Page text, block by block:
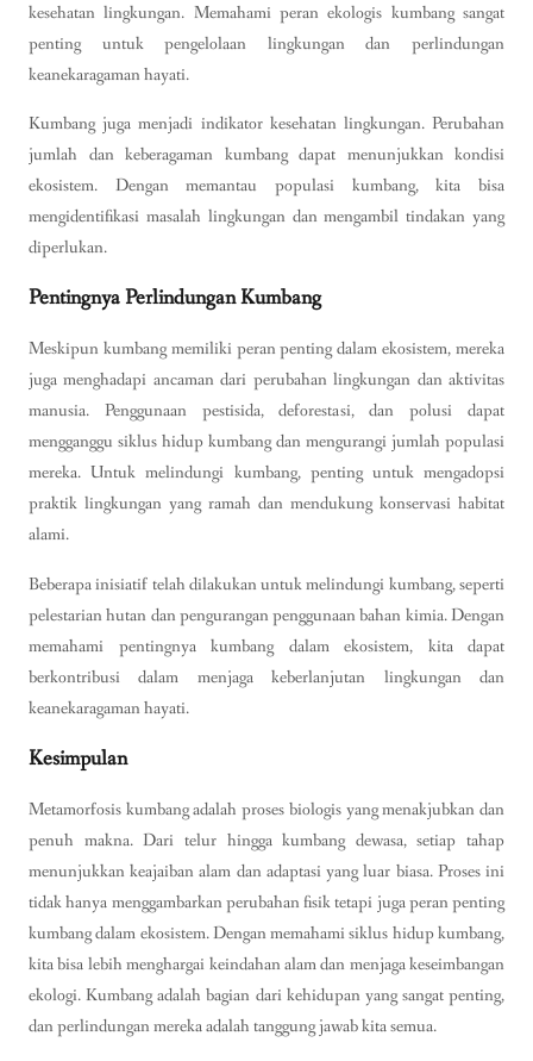
kesehatan lingkungan. Memahami peran ekologis kumbang sangat
penting untuk pengelolaan lingkungan dan perlindungan
keanekaragaman hayati.
Kumbang juga menjadi indikator kesehatan lingkungan. Perubahan
jumlah dan keberagaman kumbang dapat menunjukkan kondisi
ekosistem. Dengan memantau populasi kumbang, kita bisa
mengidentifikasi masalah lingkungan dan mengambil tindakan yang
diperlukan.
Pentingnya Perlindungan Kumbang
Meskipun kumbang memiliki peran penting dalam ekosistem, mereka
juga menghadapi ancaman dari perubahan lingkungan dan aktivitas
manusia. Penggunaan pestisida, deforestasi, dan polusi dapat
mengganggu siklus hidup kumbang dan mengurangi jumlah populasi
mereka. Untuk melindungi kumbang, penting untuk mengadopsi
praktik lingkungan yang ramah dan mendukung konservasi habitat
alami.
Beberapa inisiatif telah dilakukan untuk melindungi kumbang, seperti
pelestarian hutan dan pengurangan penggunaan bahan kimia. Dengan
memahami pentingnya kumbang dalam ekosistem, kita dapat
berkontribusi dalam menjaga keberlanjutan lingkungan dan
keanekaragaman hayati.
Kesimpulan
Metamorfosis kumbang adalah proses biologis yang menakjubkan dan
penuh makna. Dari telur hingga kumbang dewasa, setiap tahap
menunjukkan keajaiban alam dan adaptasi yang luar biasa. Proses ini
tidak hanya menggambarkan perubahan fisik tetapi juga peran penting
kumbang dalam ekosistem. Dengan memahami siklus hidup kumbang,
kita bisa lebih menghargai keindahan alam dan menjaga keseimbangan
ekologi. Kumbang adalah bagian dari kehidupan yang sangat penting,
dan perlindungan mereka adalah tanggung jawab kita semua.